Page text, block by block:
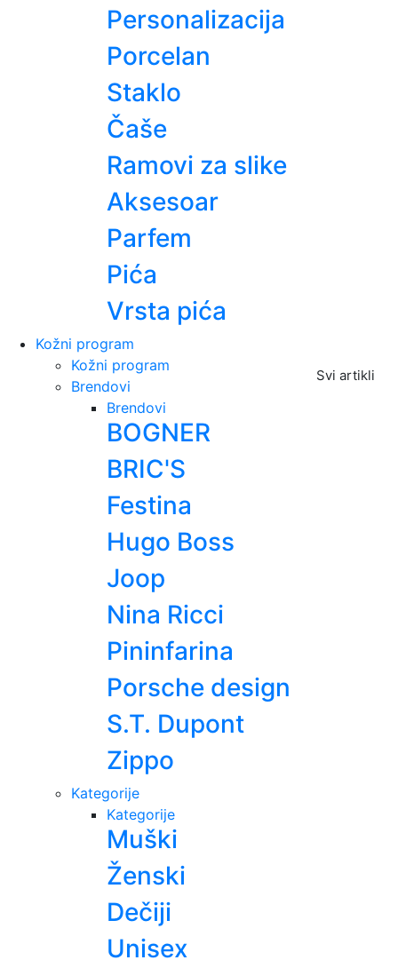
Personalizacija
Porcelan
Staklo
Čaše
Ramovi za slike
Aksesoar
Parfem
Pića
Vrsta pića
Kožni program
Svi artikli
Kožni program
Brendovi
Brendovi
BOGNER
BRIC'S
Festina
Hugo Boss
Joop
Nina Ricci
Pininfarina
Porsche design
S.T. Dupont
Zippo
Kategorije
Kategorije
Muški
Ženski
Dečiji
Unisex